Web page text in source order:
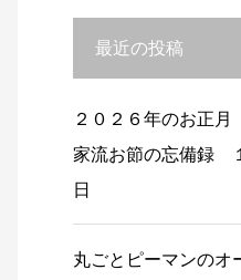
最近の投稿
２０２６年のお正
家流お節の忘備録
日
丸ごとピーマンの